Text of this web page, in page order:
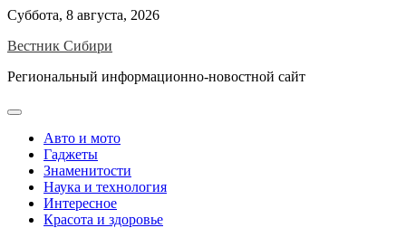
Skip
content
Суббота, 8 августа, 2026
Вестник Сибири
Региональный информационно-новостной сайт
Авто и мото
Гаджеты
Знаменитости
Наука и технология
Интересное
Красота и здоровье